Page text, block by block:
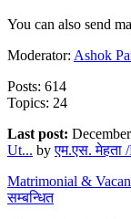
You can also send
Moderator: Ashok
Posts: 614
Topics: 24
Last post:
Ut... byएम.एस. मेहता
Matrimonial &
सम्बन्धित